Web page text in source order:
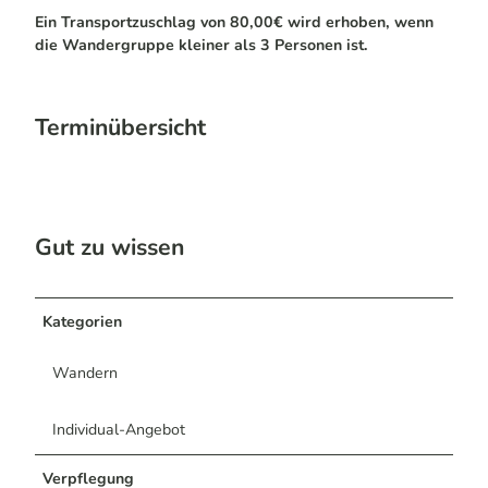
Ein Transportzuschlag von 80,00€ wird erhoben, wenn
die Wandergruppe kleiner als 3 Personen ist.
Terminübersicht
Gut zu wissen
Kategorien
Wandern
Individual-Angebot
Verpflegung